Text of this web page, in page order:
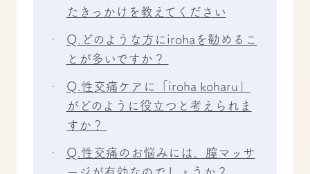
たきっかけを教えてください
Q.どのような方にirohaを勧めるこ
とが多いですか？
Q.性交痛ケアに「iroha koharu」
がどのように役立つと考えられま
すか？
Q.性交痛のお悩みには、膣マッサ